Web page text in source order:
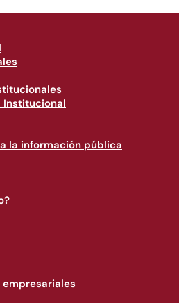
Institucional
la información pública